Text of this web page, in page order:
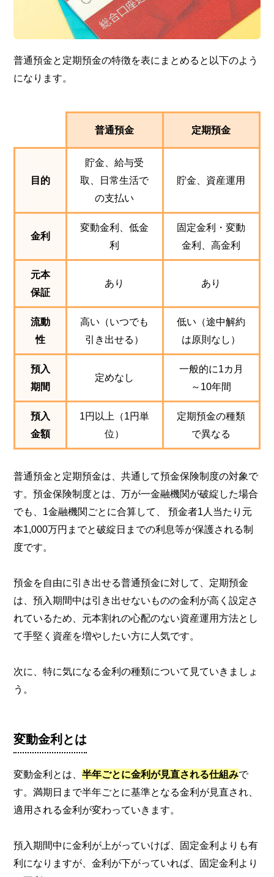
普通預金と定期預金の特徴を表にまとめると以下のよう
になります。
普通預金 定期預金
目的
貯金、給与受
取、日常生活で
の支払い
貯金、資産運用
金利
変動金利、低金
利
固定金利・変動
金利、高金利
元本
保証
あり あり
流動
性
高い（いつでも
引き出せる）
低い（途中解約
は原則なし）
預入
期間
定めなし
一般的に1カ月
～10年間
預入
金額
1円以上（1円単
位）
定期預金の種類
で異なる
普通預金と定期預金は、共通して預金保険制度の対象で
す。預金保険制度とは、万が一金融機関が破綻した場合
でも、1金融機関ごとに合算して、 預金者1人当たり元
本1,000万円までと破綻日までの利息等が保護される制
度です。
預金を自由に引き出せる普通預金に対して、定期預金
は、預入期間中は引き出せないものの金利が高く設定さ
れているため、元本割れの心配のない資産運用方法とし
て手堅く資産を増やしたい方に人気です。
次に、特に気になる金利の種類について見ていきましょ
う。
変動金利とは
変動金利とは、半年ごとに金利が見直される仕組みで
す。満期日まで半年ごとに基準となる金利が見直され、
適用される金利が変わっていきます。
預入期間中に金利が上がっていけば、固定金利よりも有
利になりますが、金利が下がっていれば、固定金利より